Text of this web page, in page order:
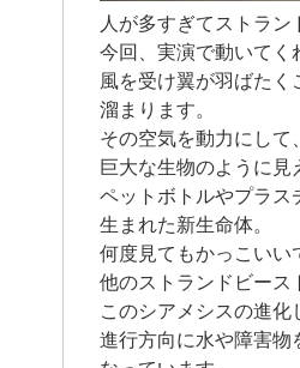
人が多すぎてストラ
今回、実演で動いてく
風を受け翼が羽ばた
溜まります。
その空気を動力にし
巨大な生物のように見
ペットボトルやプラス
生まれた新生命体。
何度見てもかっこいい
他のストランドビース
このシアメシスの進
進行方向に水や障害物